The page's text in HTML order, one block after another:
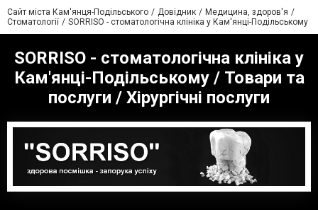
Сайт міста Кам'янця-Подільського Довідник
Медицина, здоров'я
Стоматології
SORRISO - стоматологічна клініка у Кам'янці-Подільському
SORRISO - стоматологічна клініка у
Кам'янці-Подільському / Товари та
послуги / Хірургічні послуги